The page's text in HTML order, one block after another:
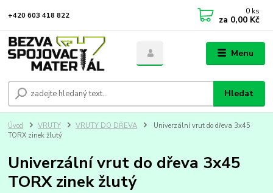
Menu
Hledat
+420 603 418 822 0 ks
za 0,00 Kč
Úvod VRUTY VRUTY DO DŘEVA
Univerzální vrut do dřeva 3x45
TORX zinek žlutý
Univerzální vrut do dřeva 3x45
TORX zinek žlutý